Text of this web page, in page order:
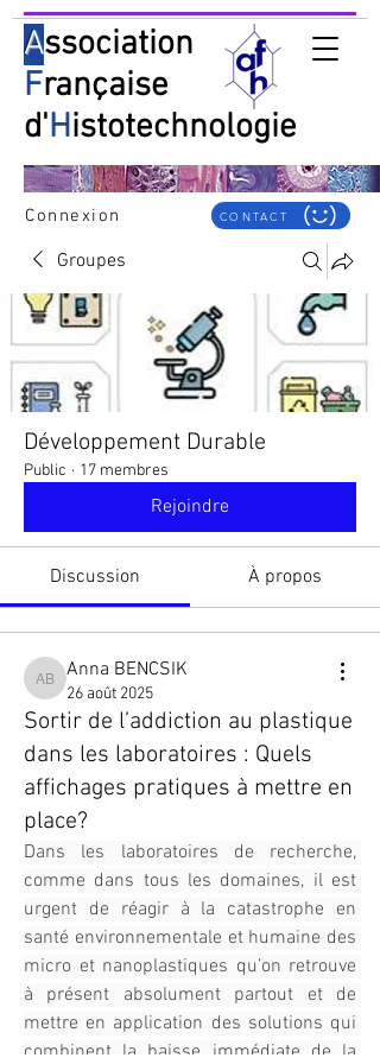
Association
Française
d'Histotechnologie
Connexion CONTACT
Groupes
Développement Durable
Public · 17 membres
Rejoindre
Discussion À propos
Anna BENCSIK
Anna BENCSIK
26 août 2025
Sortir de l’addiction au plastique
dans les laboratoires : Quels
affichages pratiques à mettre en
place?
Dans les laboratoires de recherche,
comme dans tous les domaines, il est
urgent de réagir à la catastrophe en
santé environnementale et humaine des
micro et nanoplastiques qu’on retrouve
à présent absolument partout et de
mettre en application des solutions qui
combinent la baisse immédiate de la